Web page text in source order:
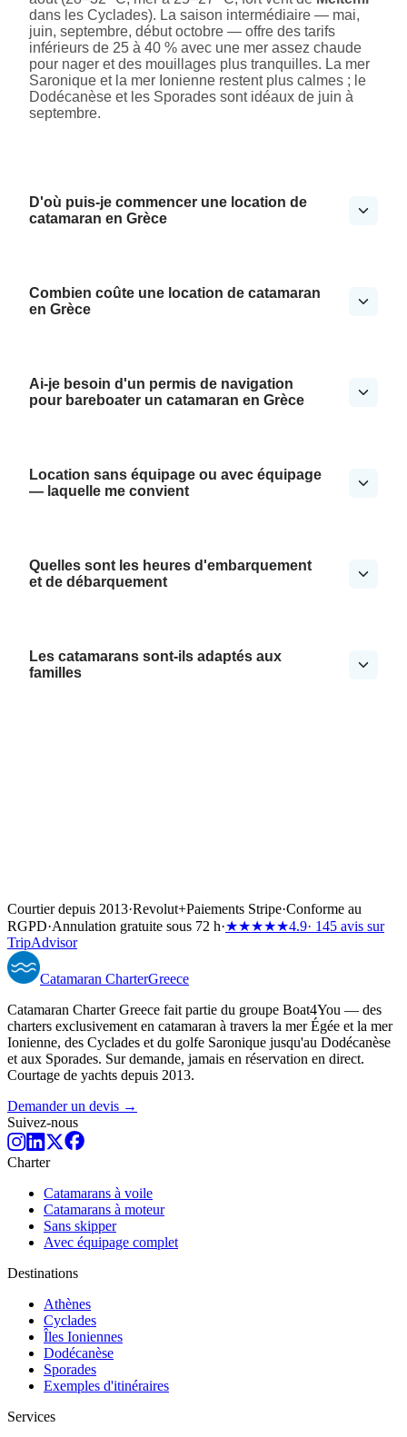
dans les Cyclades). La saison intermédiaire — mai,
juin, septembre, début octobre — offre des tarifs
inférieurs de 25 à 40 % avec une mer assez chaude
pour nager et des mouillages plus tranquilles. La mer
Saronique et la mer Ionienne restent plus calmes ; le
Dodécanèse et les Sporades sont idéaux de juin à
septembre.
D'où puis-je commencer une location de
catamaran en Grèce
Combien coûte une location de catamaran
en Grèce
Ai-je besoin d'un permis de navigation
pour bareboater un catamaran en Grèce
Location sans équipage ou avec équipage
— laquelle me convient
Quelles sont les heures d'embarquement
et de débarquement
Les catamarans sont-ils adaptés aux
familles
Courtier depuis 2013·Revolut+Paiements Stripe·Conforme au
RGPD·Annulation gratuite sous 72 h·★★★★★4.9· 145 avis sur
TripAdvisor
Catamaran CharterGreece
Catamaran Charter Greece fait partie du groupe Boat4You — des
charters exclusivement en catamaran à travers la mer Égée et la mer
Ionienne, des Cyclades et du golfe Saronique jusqu'au Dodécanèse
et aux Sporades. Sur demande, jamais en réservation en direct.
Courtage de yachts depuis 2013.
Demander un devis →
Suivez-nous
Charter
Catamarans à voile
Catamarans à moteur
Sans skipper
Avec équipage complet
Destinations
Athènes
Cyclades
Îles Ioniennes
Dodécanèse
Sporades
Exemples d'itinéraires
Services